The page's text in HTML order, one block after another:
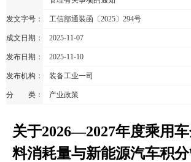
发文字号： 工信部通装函〔2025〕294号
成文日期： 2025-11-07
发布日期： 2025-11-10
发布机构： 装备工业一司
分 类： 产业政策
关于2026—2027年度乘用
料消耗量与新能源汽车积